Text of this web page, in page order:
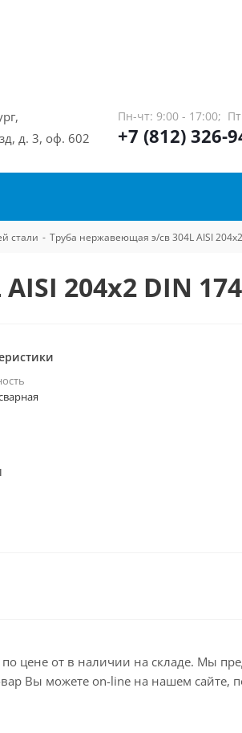
д. 3, оф. 602
Пн-чт: 9:00 - 17:00;
+7 (812) 326-
стали - Труба нержавеющая э/св 304L AISI
204х2 DIN
цене от в наличии на складе. Мы
Вы можете on-line на нашем сайте,